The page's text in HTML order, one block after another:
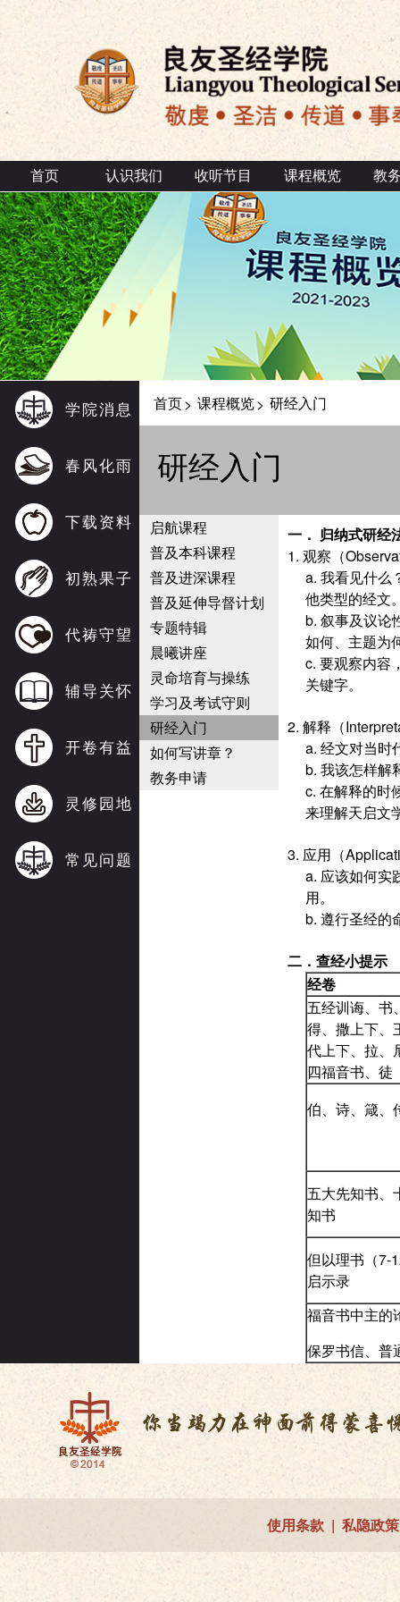
首页 认识我们 收听节目 课程概览 教
学院消息
春风化雨
下载资料
初熟果子
代祷守望
辅导关怀
开卷有益
灵修园地
常见问题
首页> 课程概览> 研经入门
研经入门
启航课程
普及本科课程
普及进深课程
普及延伸导督计划
专题特辑
晨曦讲座
灵命培育与操练
学习及考试守则
研经入门
如何写讲章？
教务申请
一． 归纳式研经
1. 观察（
a. 我看见什么
他类型的经文
b. 叙事及议论
如何、主题为
c. 要观察内容
关键字。
2. 解释（
a. 经文对当时
b. 我该怎样解
c. 在解释的时
来理解天启文
3. 应用（
a. 应该如何实
用。
b. 遵行圣经的
二． 查经小提示
经卷
五经训诲、书
得、撒上下、
代上下、拉、
四福音书、徒
伯、诗、箴、
五大先知书、
知书
但以理书（7-
启示录
福音书中主的
保罗书信、普
使用条款| 私隐政策